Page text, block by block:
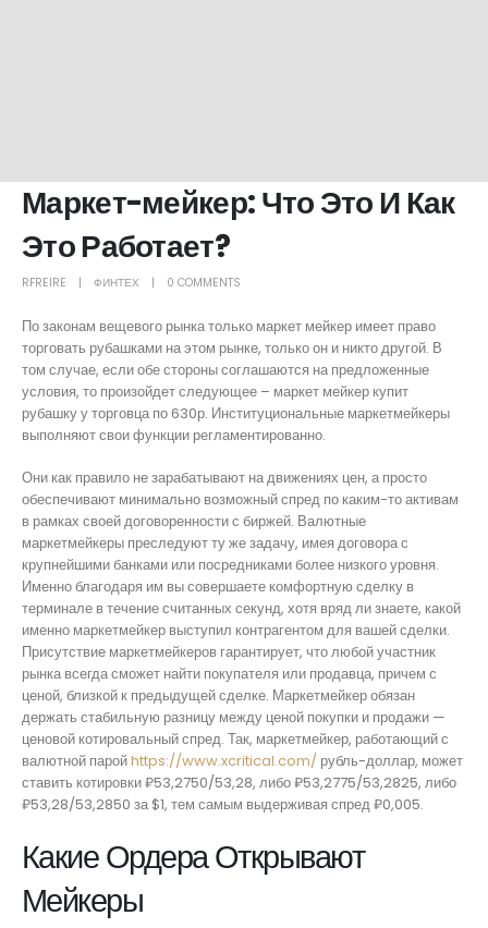
Маркет-мейкер: Что Это И Как
Это Работает?
RFREIRE ФИНТЕХ 0 COMMENTS
По законам вещевого рынка только маркет мейкер имеет право
торговать рубашками на этом рынке, только он и никто другой. В
том случае, если обе стороны соглашаются на предложенные
условия, то произойдет следующее – маркет мейкер купит
рубашку у торговца по 630р. Институциональные маркетмейкеры
выполняют свои функции регламентированно.
Они как правило не зарабатывают на движениях цен, а просто
обеспечивают минимально возможный спред по каким-то активам
в рамках своей договоренности с биржей. Валютные
маркетмейкеры преследуют ту же задачу, имея договора с
крупнейшими банками или посредниками более низкого уровня.
Именно благодаря им вы совершаете комфортную сделку в
терминале в течение считанных секунд, хотя вряд ли знаете, какой
именно маркетмейкер выступил контрагентом для вашей сделки.
Присутствие маркетмейкеров гарантирует, что любой участник
рынка всегда сможет найти покупателя или продавца, причем с
ценой, близкой к предыдущей сделке. Маркетмейкер обязан
держать стабильную разницу между ценой покупки и продажи —
ценовой котировальный спред. Так, маркетмейкер, работающий с
валютной паройhttps://www.xcritical.com/ рубль-доллар, может
ставить котировки ₽53,2750/53,28, либо ₽53,2775/53,2825, либо
₽53,28/53,2850 за $1, тем самым выдерживая спред ₽0,005.
Какие Ордера Открывают
Мейкеры